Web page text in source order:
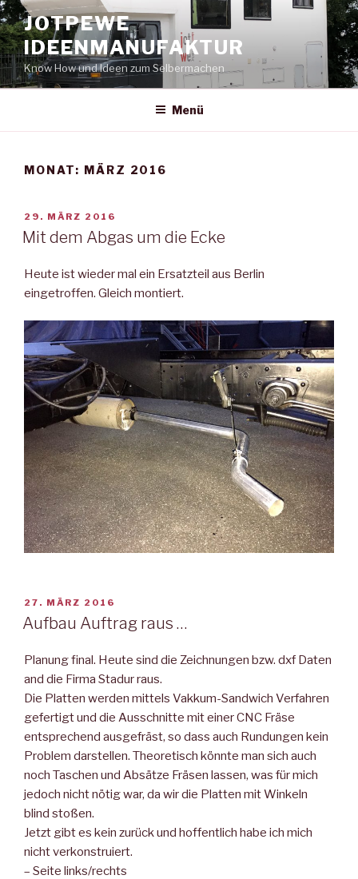
Zum
Inhalt
springen
JOTPEWE
IDEENMANUFAKTUR
Know How und Ideen zum Selbermachen
Menü
MONAT: MÄRZ 2016
VERÖFFENTLICHT
AM
29. MÄRZ 2016
Mit dem Abgas um die Ecke
Heute ist wieder mal ein Ersatzteil aus Berlin
eingetroffen. Gleich montiert.
VERÖFFENTLICHT
AM
27. MÄRZ 2016
Aufbau Auftrag raus …
Planung final. Heute sind die Zeichnungen bzw. dxf Daten
and die Firma Stadur raus.
Die Platten werden mittels Vakkum-Sandwich Verfahren
gefertigt und die Ausschnitte mit einer CNC Fräse
entsprechend ausgefräst, so dass auch Rundungen kein
Problem darstellen. Theoretisch könnte man sich auch
noch Taschen und Absätze Fräsen lassen, was für mich
jedoch nicht nötig war, da wir die Platten mit Winkeln
blind stoßen.
Jetzt gibt es kein zurück und hoffentlich habe ich mich
nicht verkonstruiert.
– Seite links/rechts